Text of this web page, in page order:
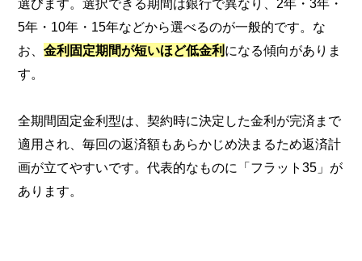
選びます。選択できる期間は銀行で異なり、2年・3年・
5年・10年・15年などから選べるのが一般的です。な
お、金利固定期間が短いほど低金利 になる傾向がありま
す。
全期間固定金利型は、契約時に決定した金利が完済まで
適用され、毎回の返済額もあらかじめ決まるため返済計
画が立てやすいです。代表的なものに「フラット35」が
あります。